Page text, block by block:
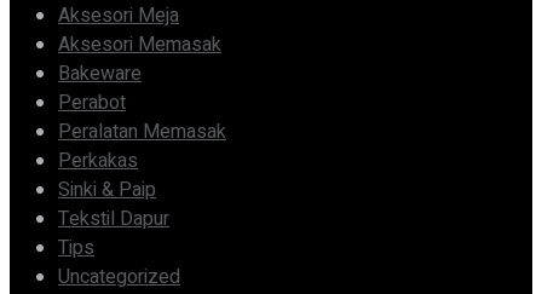
Aksesori Meja
Aksesori Memasak
Bakeware
Perabot
Peralatan Memasak
Perkakas
Sinki & Paip
Tekstil Dapur
Tips
Uncategorized